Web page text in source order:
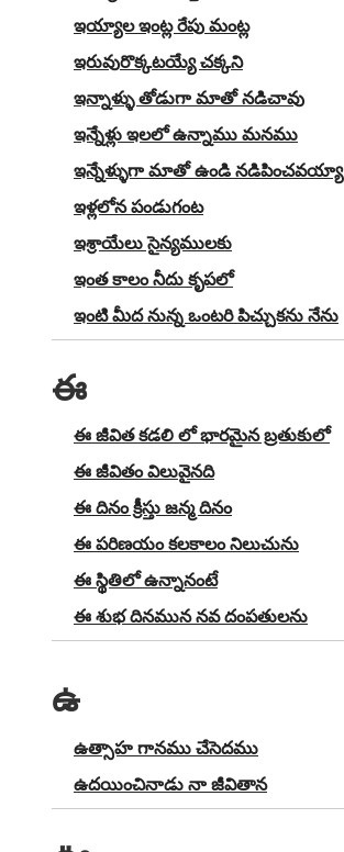
ఇయ్యాల ఇంట్ల రేపు మంట్ల
ఇరువురొక్కటయ్యే చక్కని
ఇన్నాళ్ళు తోడుగా మాతో నడిచావు
ఇన్నేళ్లు ఇలలో ఉన్నాము మనము
ఇన్నేళ్ళుగా మాతో ఉండి నడిపించవయ్యా
ఇళ్లలోన పండుగంట
ఇశ్రాయేలు సైన్యములకు
ఇంత కాలం నీదు కృపలో
ఇంటి మీద నున్న ఒంటరి పిచ్చుకను నేను
ఈ
ఈ జీవిత కడలి లో భారమైన బ్రతుకులో
ఈ జీవితం విలువైనది
ఈ దినం క్రీస్తు జన్మ దినం
ఈ పరిణయం కలకాలం నిలుచును
ఈ స్థితిలో ఉన్నానంటే
ఈ శుభ దినమున నవ దంపతులను
ఉ
ఉత్సాహ గానము చేసెదము
ఉదయించినాడు నా జీవితాన